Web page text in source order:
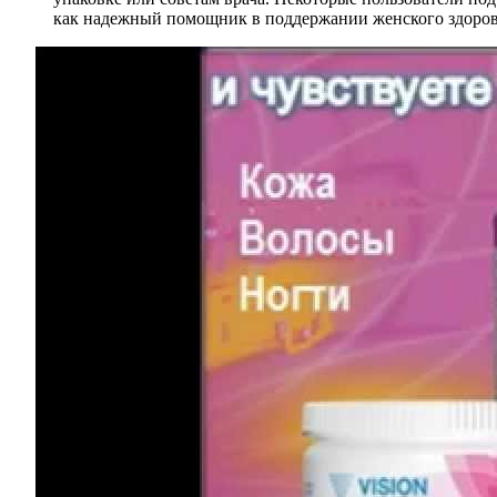
как надежный помощник в поддержании женского